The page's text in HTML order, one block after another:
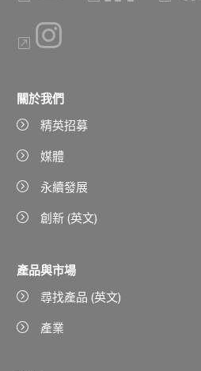
關於我們
精英招募
媒體
永續發展
創新 (英文)
產品與市場
尋找產品 (英文)
產業